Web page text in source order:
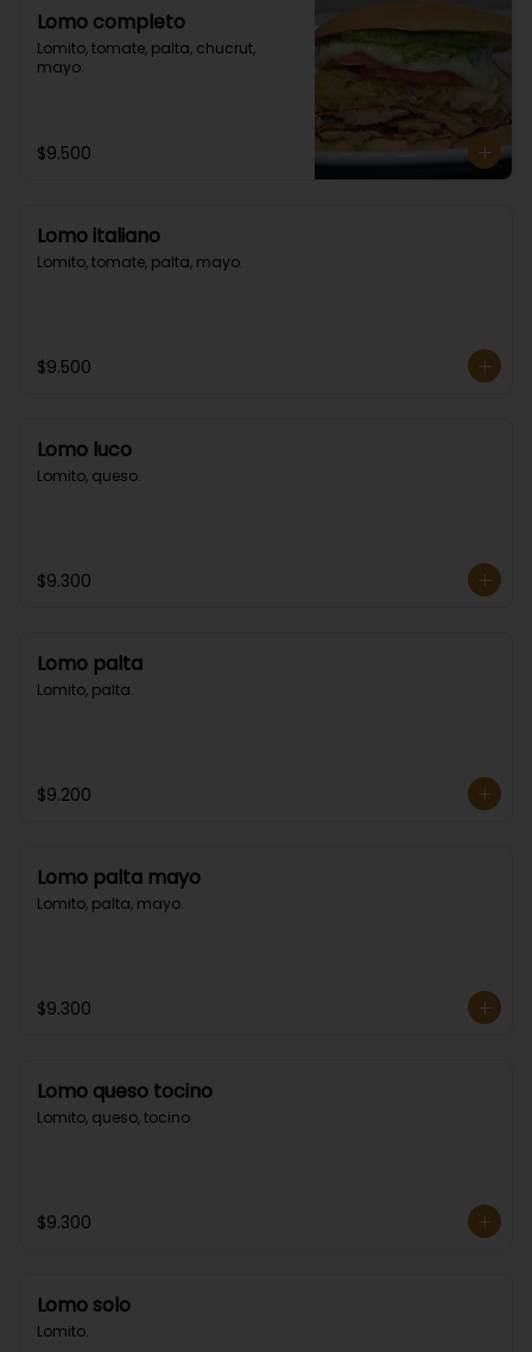
Lomo completo
Lomito, tomate, palta, chucrut,
mayo.
$9.500
Lomo italiano
Lomito, tomate, palta, mayo.
$9.500
Lomo luco
Lomito, queso.
$9.300
Lomo palta
Lomito, palta.
$9.200
Lomo palta mayo
Lomito, palta, mayo.
$9.300
Lomo queso tocino
Lomito, queso, tocino.
$9.300
Lomo solo
Lomito.